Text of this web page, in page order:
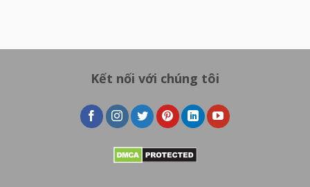
Kết nối với chúng tôi